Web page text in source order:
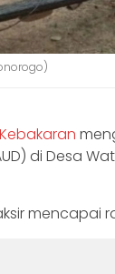
Kebakaran
di Desa
mencapai